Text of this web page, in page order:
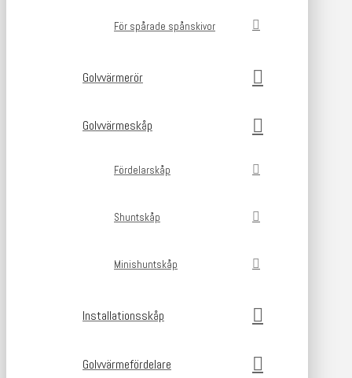
För spårade spånskivor
Golvvärmerör
Golvvärmeskåp
Fördelarskåp
Shuntskåp
Minishuntskåp
Installationsskåp
Golvvärmefördelare